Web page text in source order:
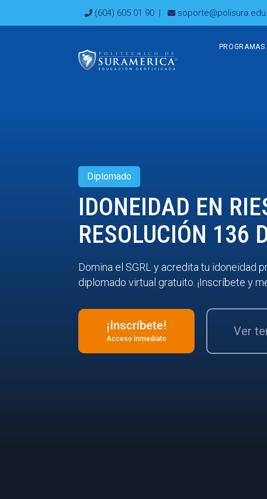
(604) 605 01 90 |
PROGRAMAS
Diplomado
IDONEIDAD EN
RESOLUCIÓN 136
Domina el SGRL y acredita tu idoneidad
diplomado virtual gratuito. ¡Inscríbete y
¡Inscríbete!
Acceso Inmediato
Ver